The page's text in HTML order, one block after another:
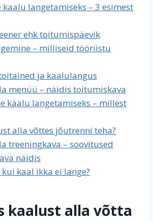
langetamiseks – 3 esimest
ehk toitumispäevik
– milliseid tööriistu
ja kaalulangus
menüü – näidis toitumiskava
kaalu langetamiseks – millest
alla võttes jõutrenni teha?
treeningkava – soovitused
näidis
kaal ikka ei lange?
kaalust alla võtta